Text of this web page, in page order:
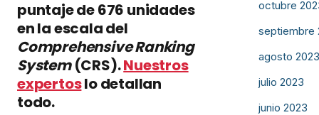
puntaje de 676 unidades
en la escala del
Comprehensive Ranking
System(CRS).Nuestros
expertoslo detallan
todo.
octubre
septiembre
agosto 2023
julio 2023
junio 2023